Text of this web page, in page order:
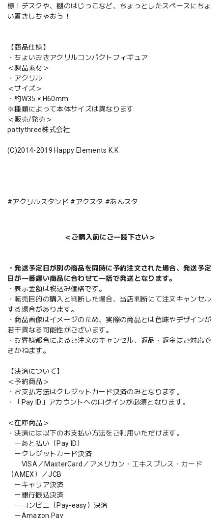
様！デスクや、棚のはじっこなど、ちょっとしたスペースにちょ
い置きしちゃおう！
【商品仕様】
・ちょいおきアクリルコンパクトフィギュア
＜製品素材＞
・アクリル
＜サイズ＞
・約W35 × H60mm
※種類によって本体サイズは異なります
＜販売/発売＞
pattythree株式会社
(C)2014-2019 Happy Elements K.K
#アクリルスタンド #アクスタ #あんスタ
＜ご購入前にご一読下さい＞
・発送予定日が別の商品を同時に予約注文された場合、発送予定
日が一番遅い商品に合わせて一括で発送となります。
・表示金額は税込み価格です。
・転売目的の購入と判断した場合、当店判断にて注文キャンセル
する場合があります。
・商品画像はイメージのため、実際の商品とは色味やデザインが
若干異なる可能性がございます。
・お客様都合によるご注文のキャンセル、返品・返金はご対応で
きかねます。
【決済について】
＜予約商品＞
・お支払方法はクレジットカード決済のみとなります。
・「Pay ID」アカウントへのログインが必須となります。
＜在庫商品＞
・決済には以下のお支払い方法をご利用いただけます。
ーあと払い（Pay ID）
ークレジットカード決済
VISA／MasterCard／アメリカン・エキスプレス・カード
（AMEX）／JCB
ーキャリア決済
ー銀行振込決済
ーコンビニ（Pay-easy）決済
ーAmazon Pay